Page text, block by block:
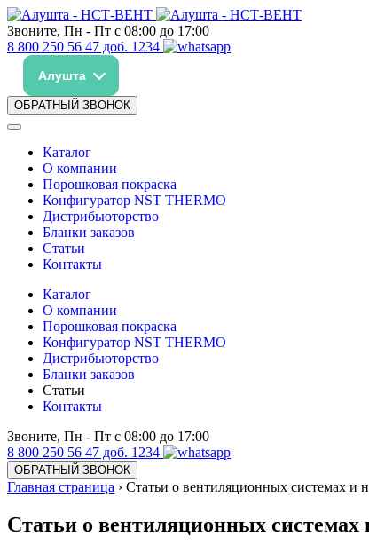
Звоните, Пн - Пт с 08:00 до 17:00
8 800 250 56 47 доб. 1234
Алушта
ОБРАТНЫЙ ЗВОНОК
Каталог
О компании
Порошковая покраска
Конфигуратор NST THERMO
Дистрибьюторство
Бланки заказов
Статьи
Контакты
Каталог
О компании
Порошковая покраска
Конфигуратор NST THERMO
Дистрибьюторство
Бланки заказов
Статьи
Контакты
Звоните, Пн - Пт с 08:00 до 17:00
8 800 250 56 47 доб. 1234
ОБРАТНЫЙ ЗВОНОК
Главная страница › Статьи о вентиляционных системах и
Статьи о вентиляционных системах